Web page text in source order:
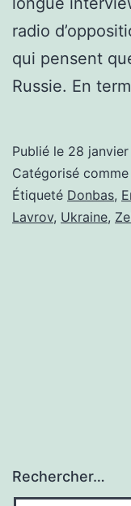
radio
qui pensent
Russie. En
Publié le 28
Catégorisé comme
Étiqueté Donbas,
Lavrov, Ukraine,
Rechercher…